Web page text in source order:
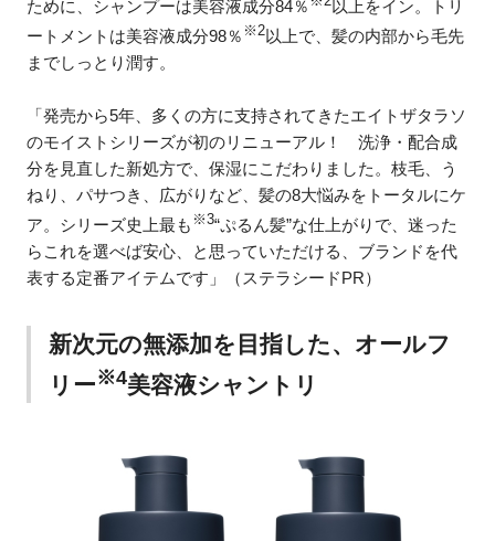
ために、シャンプーは美容液成分84％
以上をイン。トリ
ートメントは美容液成分98％ ※2以上で、髪の内部から毛先
までしっとり潤す。
「発売から5年、多くの方に支持されてきたエイトザタラソ
のモイストシリーズが初のリニューアル！ 洗浄・配合成
分を見直した新処方で、保湿にこだわりました。枝毛、う
ねり、パサつき、広がりなど、髪の8大悩みをトータルにケ
ア。シリーズ史上最も ※3“ぷるん髪”な仕上がりで、迷った
らこれを選べば安心、と思っていただける、ブランドを代
表する定番アイテムです」（ステラシードPR）
新次元の無添加を目指した、オールフ
リー※4美容液シャントリ